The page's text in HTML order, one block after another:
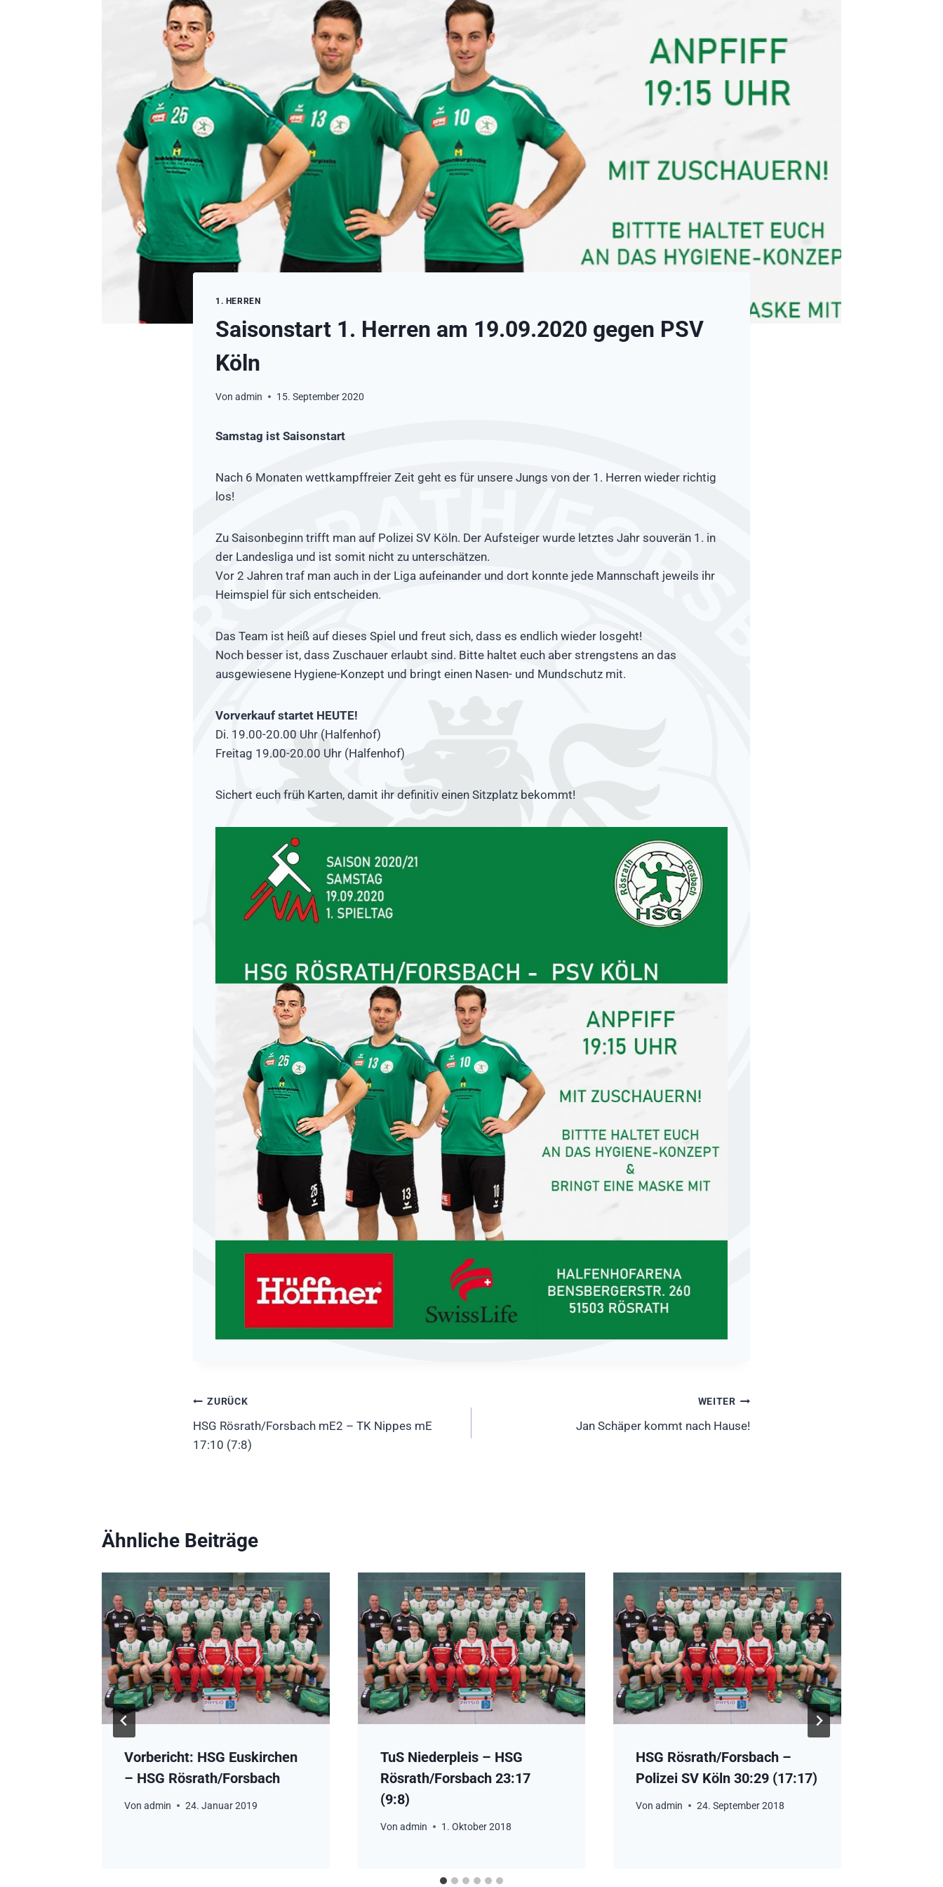
1. HERREN
Saisonstart 1. Herren am 19.09.2020 gegen PSV
Köln
Von admin 15. September 2020
Samstag ist Saisonstart
Nach 6 Monaten wettkampffreier Zeit geht es für unsere Jungs von der 1. Herren wieder richtig
los!
Zu Saisonbeginn trifft man auf Polizei SV Köln. Der Aufsteiger wurde letztes Jahr souverän 1. in
der Landesliga und ist somit nicht zu unterschätzen.
Vor 2 Jahren traf man auch in der Liga aufeinander und dort konnte jede Mannschaft jeweils ihr
Heimspiel für sich entscheiden.
Das Team ist heiß auf dieses Spiel und freut sich, dass es endlich wieder losgeht!
Noch besser ist, dass Zuschauer erlaubt sind. Bitte haltet euch aber strengstens an das
ausgewiesene Hygiene-Konzept und bringt einen Nasen- und Mundschutz mit.
Vorverkauf startet HEUTE!
Di. 19.00-20.00 Uhr (Halfenhof)
Freitag 19.00-20.00 Uhr (Halfenhof)
Sichert euch früh Karten, damit ihr definitiv einen Sitzplatz bekommt!
Beitragsnavigation
ZURÜCK
HSG Rösrath/Forsbach mE2 – TK Nippes mE
17:10 (7:8)
WEITER
Jan Schäper kommt nach Hause!
Ähnliche Beiträge
Vorbericht: HSG Euskirchen
– HSG Rösrath/Forsbach
Von admin 24. Januar 2019
TuS Niederpleis – HSG
Rösrath/Forsbach 23:17
(9:8)
Von admin 1. Oktober 2018
HSG Rösrath/Forsbach –
Polizei SV Köln 30:29 (17:17)
Von admin 24. September 2018